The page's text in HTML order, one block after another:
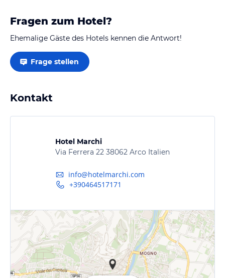
anschließender Wanderung ins Tal ist sehr
empfehlenswert.
Fragen zum Hotel?
Ehemalige Gäste des Hotels kennen die Antwort!
Frage stellen
Kontakt
Hotel Marchi
Via Ferrera 22 38062 Arco Italien
info@hotelmarchi.com
+390464517171